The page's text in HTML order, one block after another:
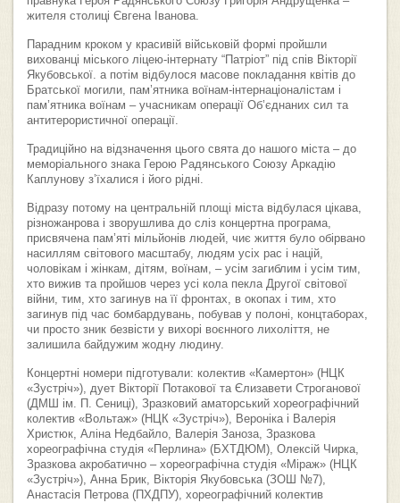
жителя столиці Євгена Іванова.
Парадним кроком у красивій військовій формі пройшли
вихованці міського ліцею-інтернату “Патріот” під спів Вікторії
Якубовської. а потім відбулося масове покладання квітів до
Братської могили, пам’ятника воїнам-інтернаціоналістам і
пам’ятника воїнам – учасникам операції Об’єднаних сил та
антитерористичної операції.
Традиційно на відзначення цього свята до нашого міста – до
меморіального знака Герою Радянського Союзу Аркадію
Каплунову з’їхалися і його рідні.
Відразу потому на центральній площі міста відбулася цікава,
різножанрова і зворушлива до сліз концертна програма,
присвячена пам’яті мільйонів людей, чиє життя було обірвано
насиллям світового масштабу, людям усіх рас і націй,
чоловікам і жінкам, дітям, воїнам, – усім загиблим і усім тим,
хто вижив та пройшов через усі кола пекла Другої світової
війни, тим, хто загинув на її фронтах, в окопах і тим, хто
загинув під час бомбардувань, побував у полоні, концтаборах,
чи просто зник безвісти у вихорі воєнного лихоліття, не
залишила байдужим жодну людину.
Концертні номери підготували: колектив «Камертон» (НЦК
«Зустріч»), дует Вікторії Потакової та Єлизавети Строганової
(ДМШ ім. П. Сениці), Зразковий аматорський хореографічний
колектив «Вольтаж» (НЦК «Зустріч»), Вероніка і Валерія
Христюк, Аліна Недбайло, Валерія Заноза, Зразкова
хореографічна студія «Перлина» (БХТДЮМ), Олексій Чирка,
Зразкова акробатично – хореографічна студія «Міраж» (НЦК
«Зустріч»), Анна Брик, Вікторія Якубовська (ЗОШ №7),
Анастасія Петрова (ПХДПУ), хореографічний колектив